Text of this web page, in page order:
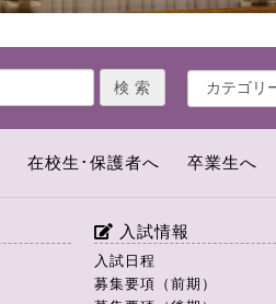
在校生･保護者へ 卒業生へ
入試情報
入試日程
募集要項（前期）